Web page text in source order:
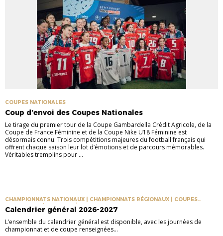
COUPES NATIONALES
Coup d’envoi des Coupes Nationales
Le tirage du premier tour de la Coupe Gambardella Crédit Agricole, de la
Coupe de France Féminine et de la Coupe Nike U18 Féminine est
désormais connu. Trois compétitions majeures du football français qui
offrent chaque saison leur lot d’émotions et de parcours mémorables.
Véritables tremplins pour ...
CHAMPIONNATS NATIONAUX | CHAMPIONNATS RÉGIONAUX | COUPES
NATIONALES | COUPES RÉGIONALES
Calendrier général 2026-2027
L’ensemble du calendrier général est disponible, avec les journées de
championnat et de coupe renseignées...